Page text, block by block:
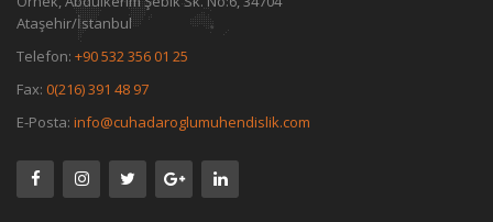
Ataşehir/İstanbul
Telefon: +90 532 356 01 25
Fax: 0(216) 391 48 97
E-Posta: info@cuhadaroglumuhendislik.com